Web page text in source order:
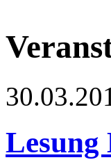
Lesung